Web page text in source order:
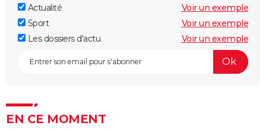
Actualité
Voir un exemple
Sport
Voir un exemple
Les dossiers d'actu
Voir un exemple
EN CE MOMENT